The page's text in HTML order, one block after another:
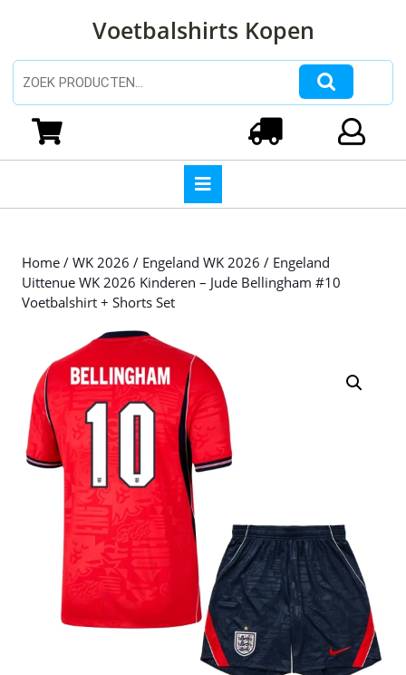
inhoud
Voetbalshirts Kopen
Zoeken naar:
Home / WK 2026 / Engeland WK 2026 / Engeland
Uittenue WK 2026 Kinderen – Jude Bellingham #10
Voetbalshirt + Shorts Set